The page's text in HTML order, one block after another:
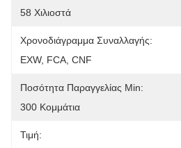
58 Χιλιοστά
Χρονοδιάγραμμα Συναλλαγής:
EXW, FCA, CNF
Ποσότητα Παραγγελίας Min:
300 Κομμάτια
Τιμή: